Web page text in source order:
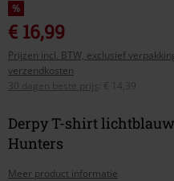
%
€ 16,99
Prijzen incl. BTW, exclusief
verzendkosten
30 dagen beste prijs
€ 14,39
Derpy T-shirt
Hunters
Meer product informatie